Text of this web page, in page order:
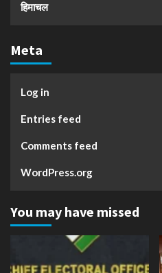
हिमाचल
Meta
Log in
Entries feed
Comments feed
WordPress.org
You may have missed